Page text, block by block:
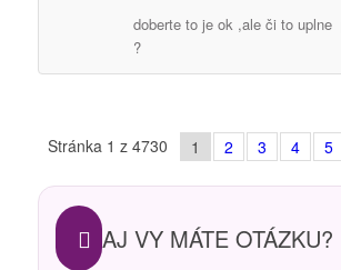
doberte to je ok ,ale či to
?
Stránka 1 z 4730 1 2 3 4 5
AJ VY MÁTE OTÁZKU?